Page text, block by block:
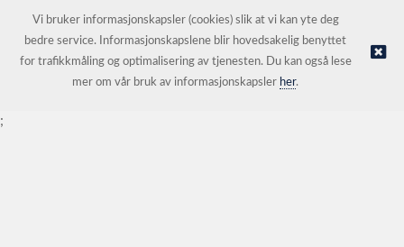
© Kontorvarehuset Bergen AS |Nettbutikk levert av Kréatif
Vi bruker informasjonskapsler (cookies) slik at vi kan yte deg
bedre service. Informasjonskapslene blir hovedsakelig benyttet
for trafikkmåling og optimalisering av tjenesten. Du kan også lese
mer om vår bruk av informasjonskapsler her.
;